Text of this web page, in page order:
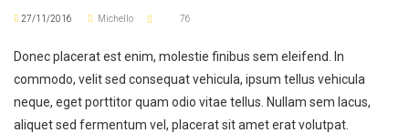
27/11/2016 Michello 76
Donec placerat est enim, molestie finibus sem eleifend. In
commodo, velit sed consequat vehicula, ipsum tellus vehicula
neque, eget porttitor quam odio vitae tellus. Nullam sem lacus,
aliquet sed fermentum vel, placerat sit amet erat volutpat.